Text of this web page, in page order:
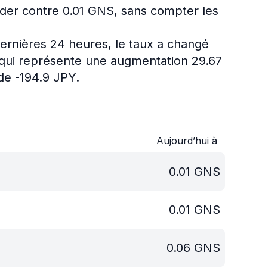
contre 0.01 GNS, sans compter les
24 heures, le taux a changé
représente une augmentation 29.67
-194.9 JPY.
Aujourd’hui à
0.01 GNS
0.01 GNS
0.06 GNS